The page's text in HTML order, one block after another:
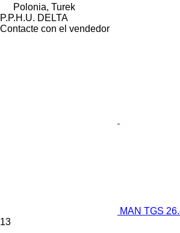
Polonia, Turek
P.P.H.U. DELTA
Contacte con el vendedor
MAN TGS
13